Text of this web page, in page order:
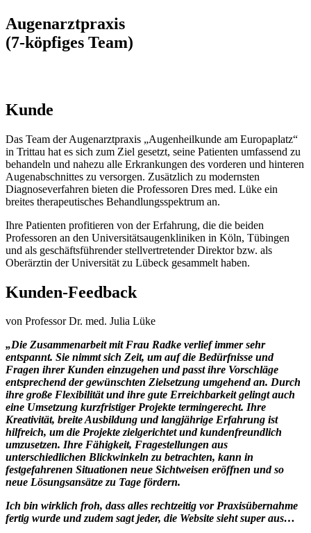
Augenarztpraxis
(7-köpfiges Team)
Kunde
Das Team der Augenarztpraxis „Augenheilkunde am Europaplatz“
in Trittau hat es sich zum Ziel gesetzt, seine Patienten umfassend zu
behandeln und nahezu alle Erkrankungen des vorderen und hinteren
Augenabschnittes zu versorgen. Zusätzlich zu modernsten
Diagnoseverfahren bieten die Professoren Dres med. Lüke ein
breites therapeutisches Behandlungsspektrum an.
Ihre Patienten profitieren von der Erfahrung, die die beiden
Professoren an den Universitätsaugenkliniken in Köln, Tübingen
und als geschäftsführender stellvertretender Direktor bzw. als
Oberärztin der Universität zu Lübeck gesammelt haben.
Kunden-Feedback
von Professor Dr. med. Julia Lüke
„Die Zusammenarbeit mit Frau Radke verlief immer sehr
entspannt. Sie nimmt sich Zeit, um auf die Bedürfnisse und
Fragen ihrer Kunden einzugehen und passt ihre Vorschläge
entsprechend der gewünschten Zielsetzung umgehend an. Durch
ihre große Flexibilität und ihre gute Erreichbarkeit gelingt auch
eine Umsetzung kurzfristiger Projekte termingerecht. Ihre
Kreativität, breite Ausbildung und langjährige Erfahrung ist
hilfreich, um die Projekte zielgerichtet und kundenfreundlich
umzusetzen. Ihre Fähigkeit, Fragestellungen aus
unterschiedlichen Blickwinkeln zu betrachten, kann in
festgefahrenen Situationen neue Sichtweisen eröffnen und so
neue Lösungsansätze zu Tage fördern.
Ich bin wirklich froh, dass alles rechtzeitig vor Praxisübernahme
fertig wurde und zudem sagt jeder, die Website sieht super aus…